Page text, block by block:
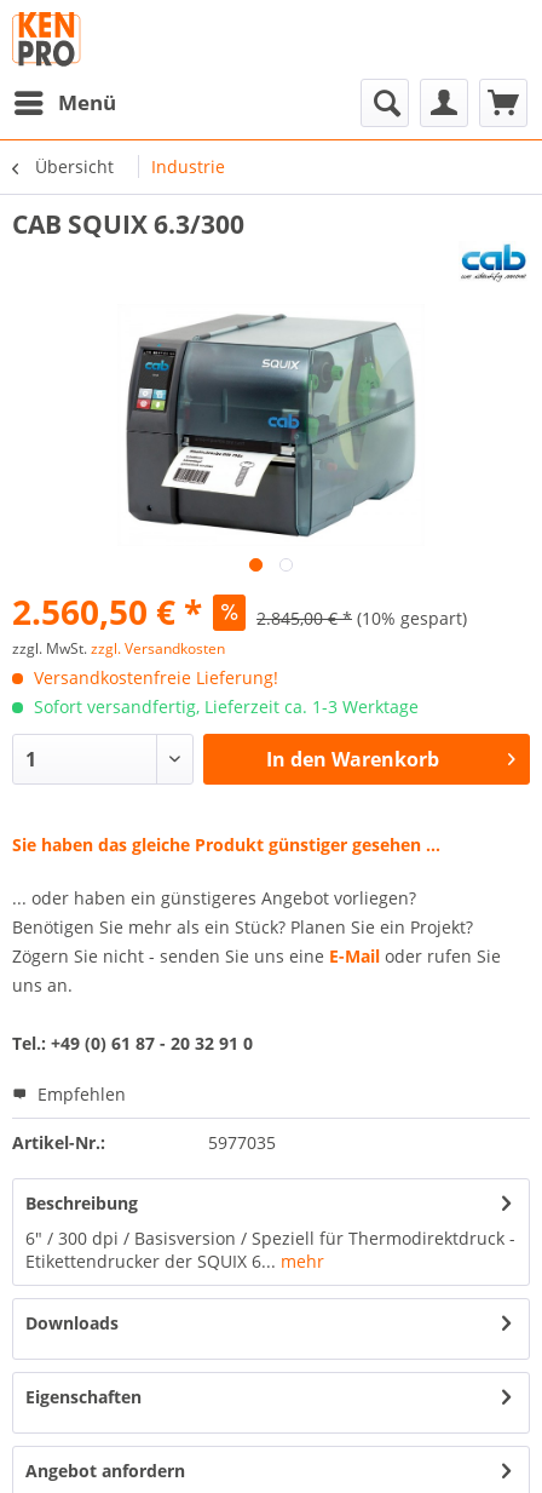
Menü
Übersicht Industrie
CAB SQUIX 6.3/300
2.560,50 € * 2.845,00 € * (10% gespart)
zzgl. MwSt.zzgl. Versandkosten
Versandkostenfreie Lieferung!
Sofort versandfertig, Lieferzeit ca. 1-3 Werktage
In den Warenkorb
Sie haben das gleiche Produkt günstiger gesehen ...
... oder haben ein günstigeres Angebot vorliegen?
Benötigen Sie mehr als ein Stück? Planen Sie ein Projekt?
Zögern Sie nicht - senden Sie uns eine E-Mail oder rufen Sie
uns an.
Tel.: +49 (0) 61 87 - 20 32 91 0
Empfehlen
Artikel-Nr.: 5977035
Beschreibung
6" / 300 dpi / Basisversion / Speziell für Thermodirektdruck -
Etikettendrucker der SQUIX 6... mehr
Downloads
Eigenschaften
Angebot anfordern